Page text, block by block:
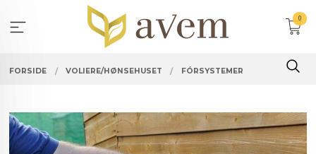
innholdet
0
FORSIDE VOLIERE/HØNSEHUSET FÓRSYSTEMER